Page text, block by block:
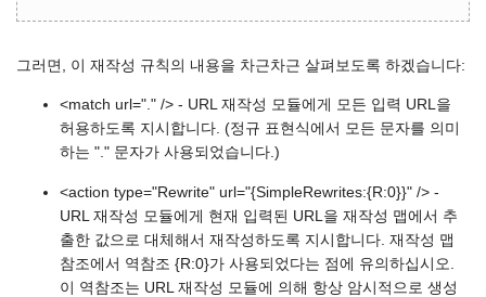
그러면, 이 재작성 규칙의 내용을 차근차근 살펴보도록 하겠습니다:
<match url="." /> - URL 재작성 모듈에게 모든 입력 URL을
허용하도록 지시합니다. (정규 표현식에서 모든 문자를 의미
하는 "." 문자가 사용되었습니다.)
<action type="Rewrite" url="{SimpleRewrites:{R:0}}" /> -
URL 재작성 모듈에게 현재 입력된 URL을 재작성 맵에서 추
출한 값으로 대체해서 재작성하도록 지시합니다. 재작성 맵
참조에서 역참조 {R:0}가 사용되었다는 점에 유의하십시오.
이 역참조는 URL 재작성 모듈에 의해 항상 암시적으로 생성